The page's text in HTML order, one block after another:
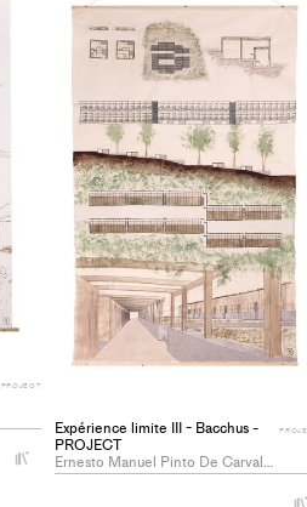
PROJECT
Expérience limite III - Bacchus -
PROJECT
Ernesto Manuel Pinto De Carvalho / Nikita Turelli
+
Add
+